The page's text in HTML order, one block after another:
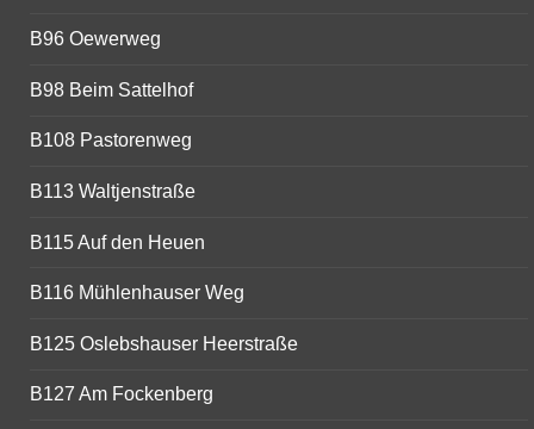
B96 Oewerweg
B98 Beim Sattelhof
B108 Pastorenweg
B113 Waltjenstraße
B115 Auf den Heuen
B116 Mühlenhauser Weg
B125 Oslebshauser Heerstraße
B127 Am Fockenberg